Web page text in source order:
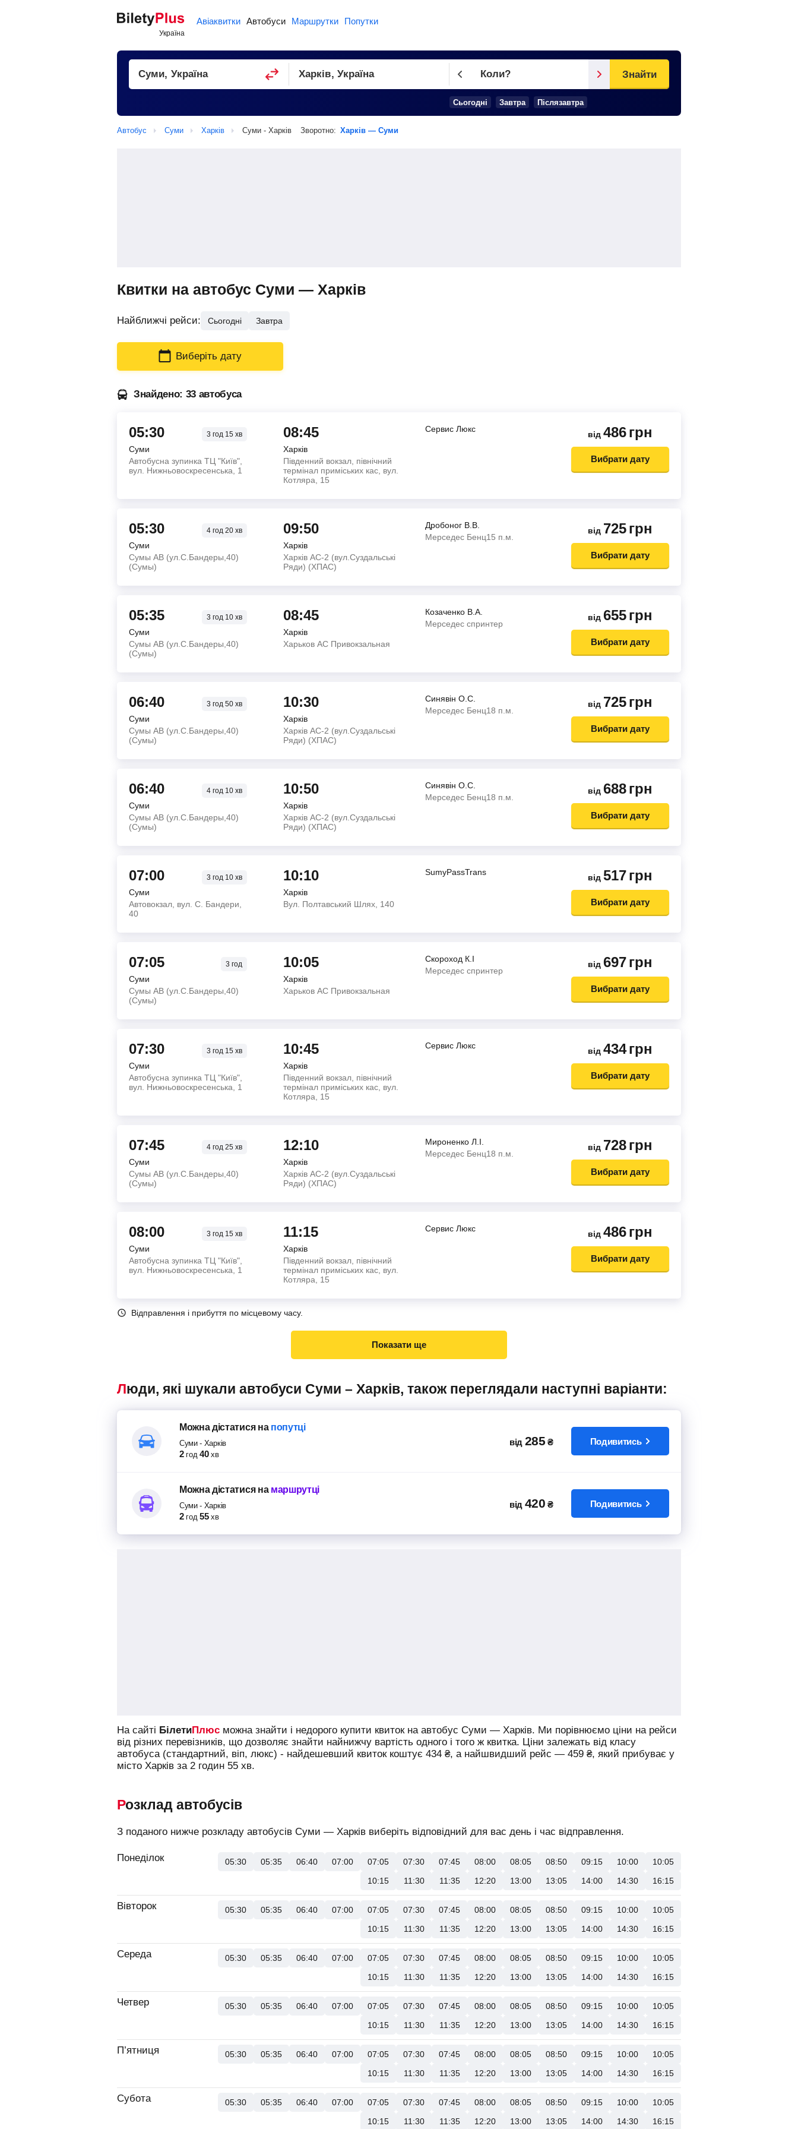
Авіаквитки Автобуси Маршрутки Попутки
Коли?
Cьогодні Завтра Післязавтра
Знайти
Автобус Суми Харків Суми - Харків Зворотно: Харків — Суми
Квитки на автобус Суми — Харків
Найближчі рейси: Сьогодні Завтра
Виберіть дату
Знайдено: 33 автобуса
05:30 3 год15 хв
Суми
Автобусна зупинка ТЦ "Київ",
вул. Нижньовоскресенська, 1
08:45
Харків
Південний вокзал, північний
термінал приміських кас, вул.
Котляра, 15
Сервис Люкс
від 486грн
Вибрати дату
05:30 4 год20 хв
Суми
Сумы АВ (ул.С.Бандеры,40)
(Сумы)
09:50
Харків
Харків АС-2 (вул.Суздальські
Ряди) (ХПАС)
Дробоног В.В.
Мерседес Бенц15 п.м.
від 725грн
Вибрати дату
05:35 3 год10 хв
Суми
Сумы АВ (ул.С.Бандеры,40)
(Сумы)
08:45
Харків
Харьков АС Привокзальная
Козаченко В.А.
Мерседес спринтер
від 655грн
Вибрати дату
06:40 3 год50 хв
Суми
Сумы АВ (ул.С.Бандеры,40)
(Сумы)
10:30
Харків
Харків АС-2 (вул.Суздальські
Ряди) (ХПАС)
Синявiн О.С.
Мерседес Бенц18 п.м.
від 725грн
Вибрати дату
06:40 4 год10 хв
Суми
Сумы АВ (ул.С.Бандеры,40)
(Сумы)
10:50
Харків
Харків АС-2 (вул.Суздальські
Ряди) (ХПАС)
Синявiн О.С.
Мерседес Бенц18 п.м.
від 688грн
Вибрати дату
07:00 3 год10 хв
Суми
Автовокзал, вул. С. Бандери,
40
10:10
Харків
Вул. Полтавський Шлях, 140
SumyPassTrans
від 517грн
Вибрати дату
07:05 3 год
Суми
Сумы АВ (ул.С.Бандеры,40)
(Сумы)
10:05
Харків
Харьков АС Привокзальная
Скороход К.І
Мерседес спринтер
від 697грн
Вибрати дату
07:30 3 год15 хв
Суми
Автобусна зупинка ТЦ "Київ",
вул. Нижньовоскресенська, 1
10:45
Харків
Південний вокзал, північний
термінал приміських кас, вул.
Котляра, 15
Сервис Люкс
від 434грн
Вибрати дату
07:45 4 год25 хв
Суми
Сумы АВ (ул.С.Бандеры,40)
(Сумы)
12:10
Харків
Харків АС-2 (вул.Суздальські
Ряди) (ХПАС)
Мироненко Л.І.
Мерседес Бенц18 п.м.
від 728грн
Вибрати дату
08:00 3 год15 хв
Суми
Автобусна зупинка ТЦ "Київ",
вул. Нижньовоскресенська, 1
11:15
Харків
Південний вокзал, північний
термінал приміських кас, вул.
Котляра, 15
Сервис Люкс
від 486грн
Вибрати дату
Відправлення і прибуття по місцевому часу.
Показати ще
Люди, які шукали автобуси Суми – Харків, також переглядали наступні варіанти:
Можна дістатисяна попутці
Суми- Харків
2 год 40 хв
від 285 ₴ Подивитись
Можна дістатисяна маршрутці
Суми- Харків
2 год 55 хв
від 420 ₴ Подивитись
На сайті БілетиПлюс можна знайти і недорого купити квиток на автобус Суми — Харків. Ми порівнюємо ціни на рейси
від різних перевізників, що дозволяє знайти найнижчу вартість одного і того ж квитка. Ціни залежать від класу
автобуса (стандартний, віп, люкс) - найдешевший квиток коштує 434 ₴, а найшвидший рейс — 459 ₴, який прибуває у
місто Харків за 2 годин 55 хв.
Розклад автобусів
З поданого нижче розкладу автобусів Суми — Харків виберіть відповідний для вас день і час відправлення.
Понеділок 05:30 05:35 06:40 07:00 07:05 07:30 07:45 08:00 08:05 08:50 09:15 10:00
10:05
10:15
11:30 11:35 12:20 13:00 13:05 14:00 14:30 16:15
Вівторок 05:30 05:35 06:40 07:00 07:05 07:30 07:45 08:00 08:05 08:50 09:15 10:00
10:05
10:15
11:30 11:35 12:20 13:00 13:05 14:00 14:30 16:15
Середа 05:30 05:35 06:40 07:00 07:05 07:30 07:45 08:00 08:05 08:50 09:15 10:00
10:05
10:15
11:30 11:35 12:20 13:00 13:05 14:00 14:30 16:15
Четвер 05:30 05:35 06:40 07:00 07:05 07:30 07:45 08:00 08:05 08:50 09:15 10:00
10:05
10:15
11:30 11:35 12:20 13:00 13:05 14:00 14:30 16:15
П’ятниця 05:30 05:35 06:40 07:00 07:05 07:30 07:45 08:00 08:05 08:50 09:15 10:00
10:05
10:15
11:30 11:35 12:20 13:00 13:05 14:00 14:30 16:15
Субота 05:30 05:35 06:40 07:00 07:05 07:30 07:45 08:00 08:05 08:50 09:15 10:00
10:05
10:15
11:30 11:35 12:20 13:00 13:05 14:00 14:30 16:15